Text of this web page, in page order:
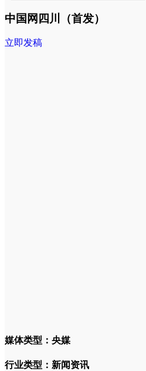
中国网四川（首发）
立即发稿
媒体类型：央媒
行业类型：新闻资讯